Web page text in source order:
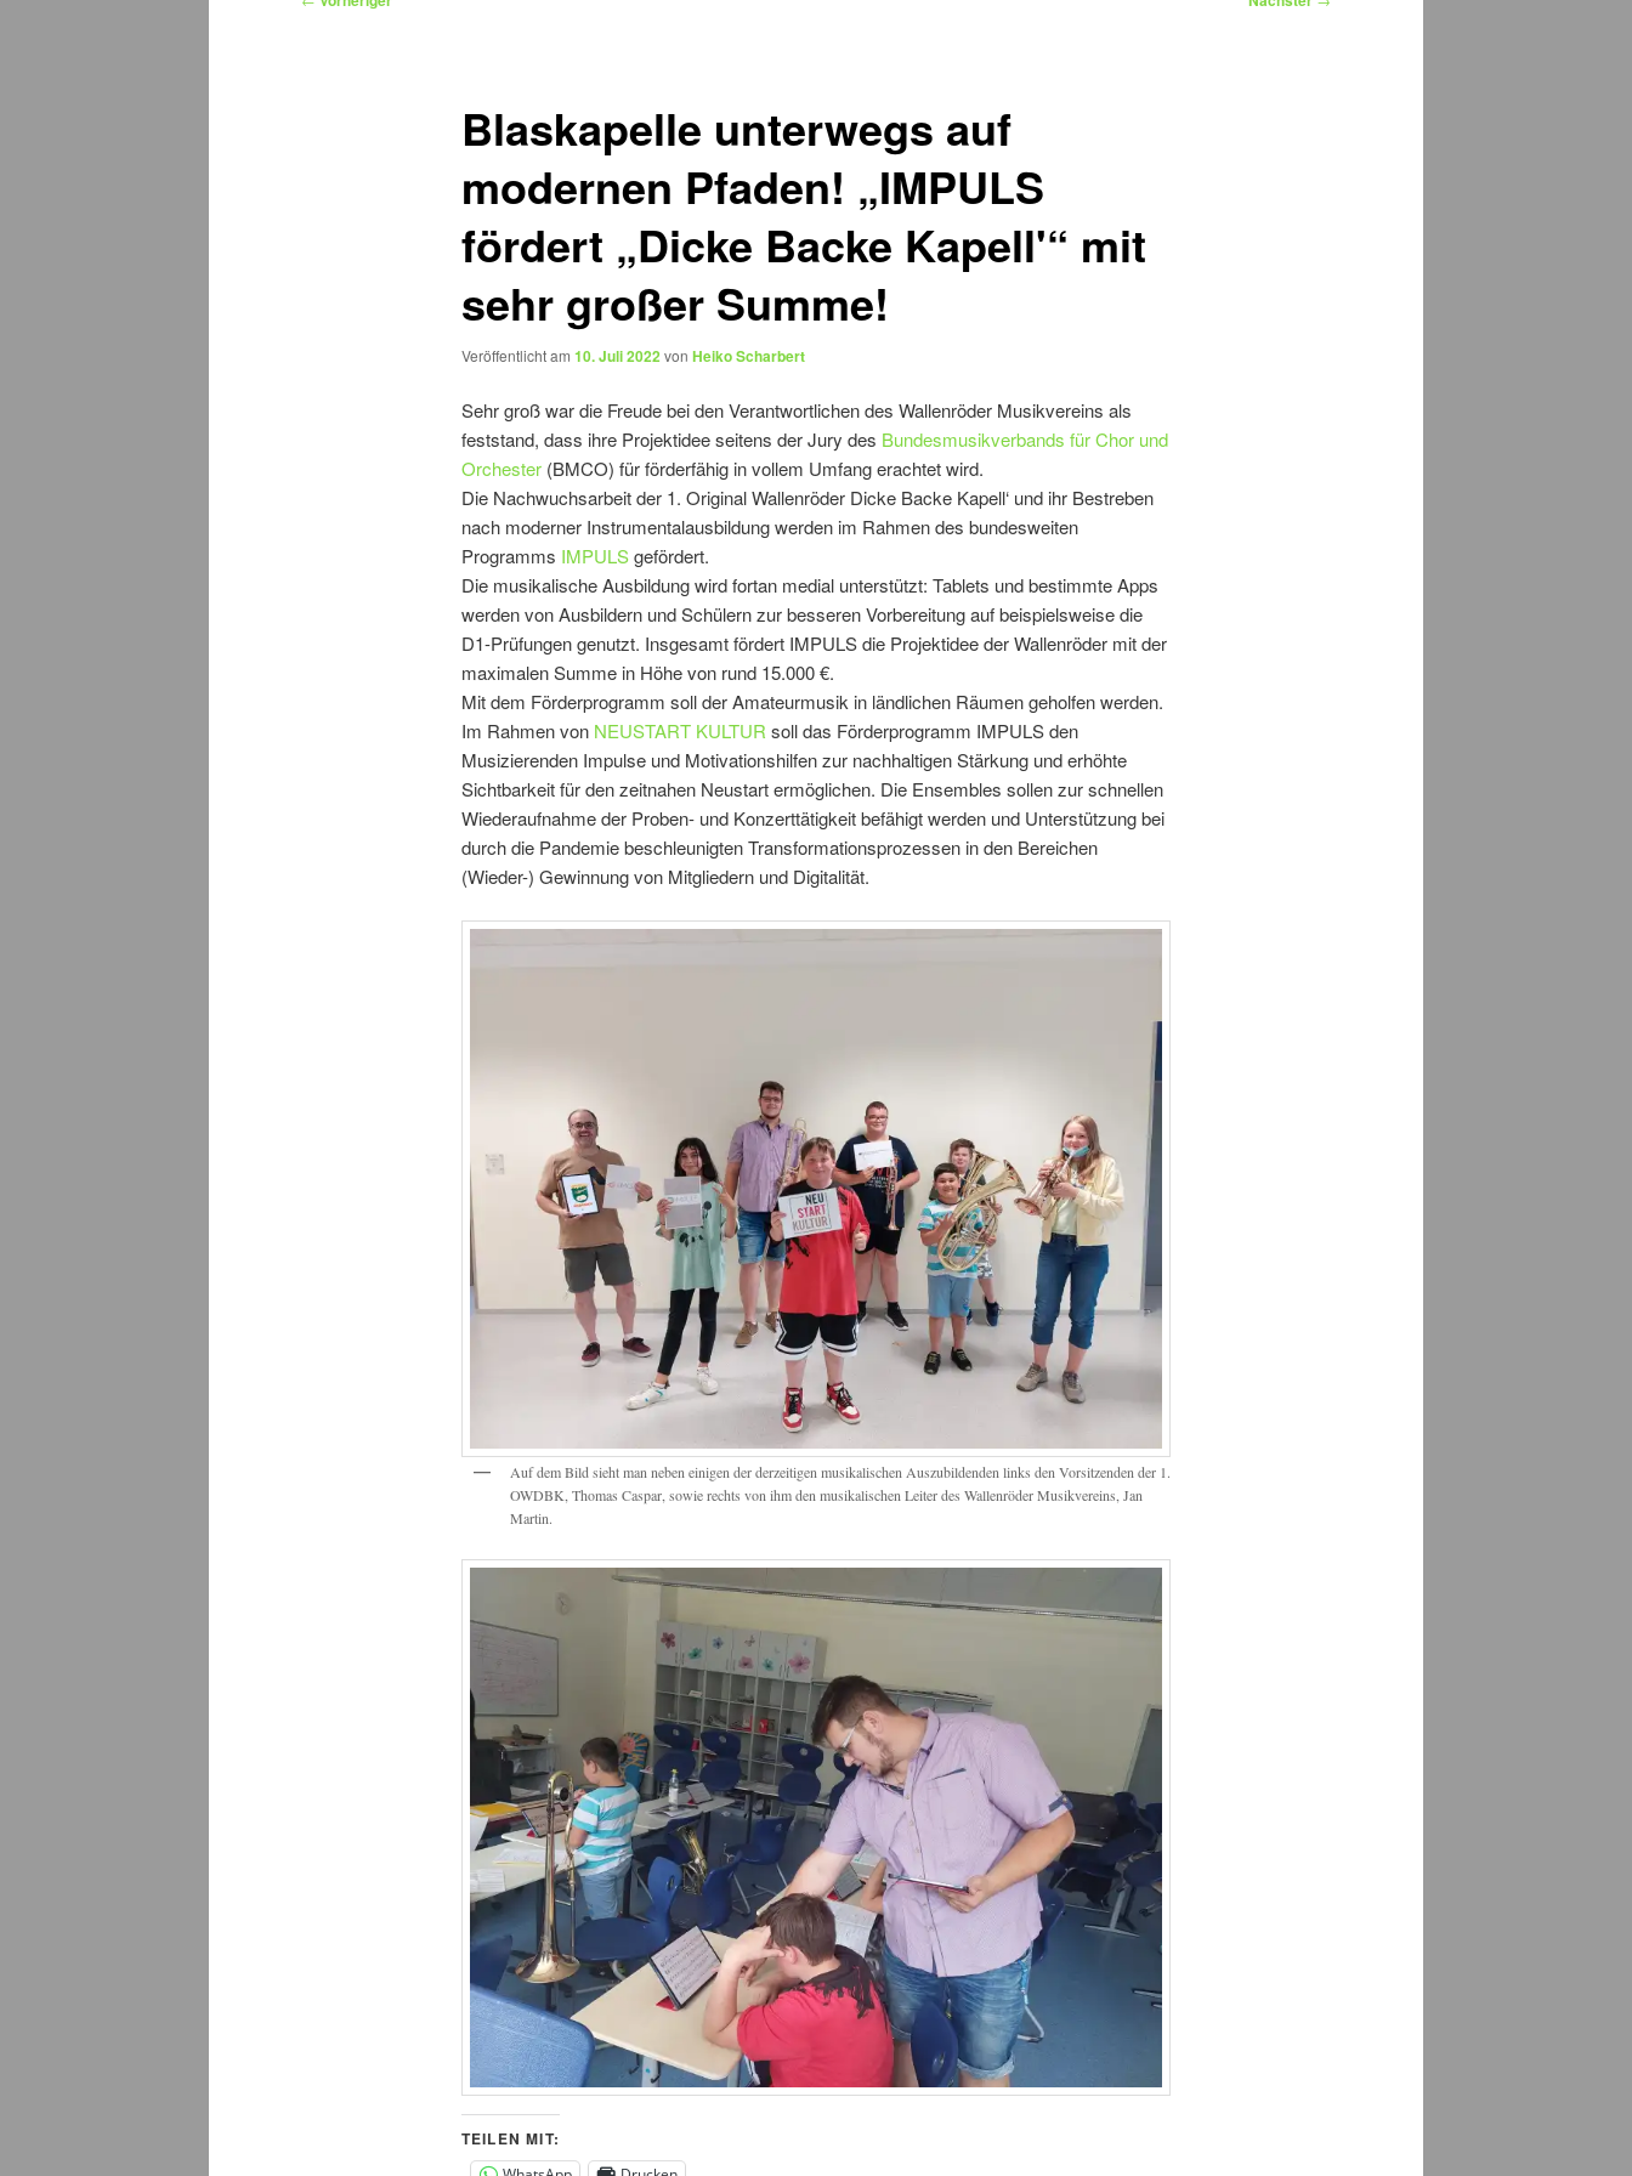
Blaskapelle unterwegs auf
modernen Pfaden! „IMPULS
fördert „Dicke Backe Kapell'“ mit
sehr großer Summe!
Veröffentlicht am 10. Juli 2022von Heiko Scharbert
Sehr groß war die Freude bei den Verantwortlichen des Wallenröder Musikvereins als
feststand, dass ihre Projektidee seitens der Jury des Bundesmusikverbands für Chor und
Orchester(BMCO) für förderfähig in vollem Umfang erachtet wird.
Die Nachwuchsarbeit der 1. Original Wallenröder Dicke Backe Kapell‘ und ihr Bestreben
nach moderner Instrumentalausbildung werden im Rahmen des bundesweiten
Programms IMPULSgefördert.
Die musikalische Ausbildung wird fortan medial unterstützt: Tablets und bestimmte Apps
werden von Ausbildern und Schülern zur besseren Vorbereitung auf beispielsweise die
D1-Prüfungen genutzt. Insgesamt fördert​ IMPULS die Projektidee der Wallenröder mit der
maximalen Summe in Höhe von rund 15.000 €.
Mit dem Förderprogramm soll der Amateurmusik in ländlichen Räumen geholfen werden.
Im Rahmen von NEUSTART KULTUR soll das Förderprogramm IMPULS den
Musizierenden Impulse und Motivationshilfen zur nachhaltigen Stärkung und erhöhte
Sichtbarkeit für den zeitnahen Neustart ermöglichen. Die Ensembles sollen zur schnellen
Wiederaufnahme der Proben- und Konzerttätigkeit befähigt werden und Unterstützung bei
durch die Pandemie beschleunigten Transformationsprozessen in den Bereichen
(Wieder-) Gewinnung von Mitgliedern und Digitalität.
Auf dem Bild sieht man neben einigen der derzeitigen musikalischen Auszubildenden links den Vorsitzenden der 1.
OWDBK, Thomas Caspar, sowie rechts von ihm den musikalischen Leiter des Wallenröder Musikvereins, Jan
Martin.
TEILEN MIT: